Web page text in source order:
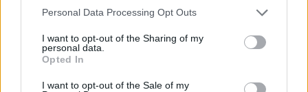
Please note that this website/app uses one or more Google
not limited to your visit or usage behaviour. You may click to
grant or deny consent to Google and its third-party tags to
use your data for below specified purposes in below Google
consent section.
Personal Data Processing Opt Outs
I want to opt-out of the Sharing of my
personal data.
Opted In
I want to opt-out of the Sale of my